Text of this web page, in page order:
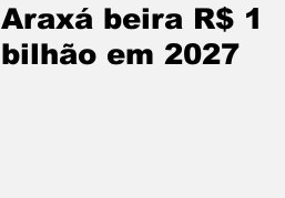
Araxá beira R$ 1
bilhão em 2027